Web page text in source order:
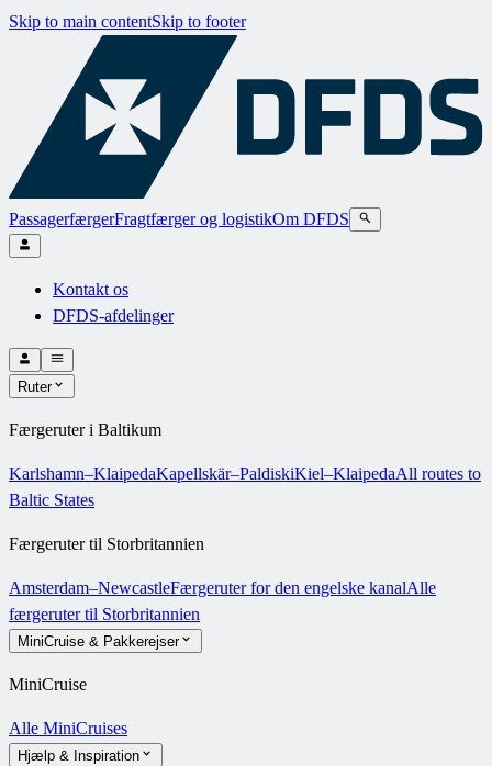
Skip to main contentSkip to footer
PassagerfærgerFragtfærger og logistikOm DFDS
Kontakt os
DFDS-afdelinger
Ruter
Færgeruter i Baltikum
Karlshamn–KlaipedaKapellskär–PaldiskiKiel–KlaipedaAll routes to
Baltic States
Færgeruter til Storbritannien
Amsterdam–NewcastleFærgeruter for den engelske kanalAlle
færgeruter til Storbritannien
MiniCruise & Pakkerejser
MiniCruise
Alle MiniCruises
Hjælp & Inspiration